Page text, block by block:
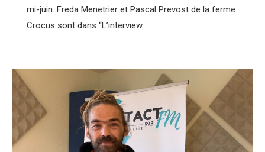
mi-juin. Freda Menetrier et Pascal Prevost de la ferme
Crocus sont dans “L’interview…